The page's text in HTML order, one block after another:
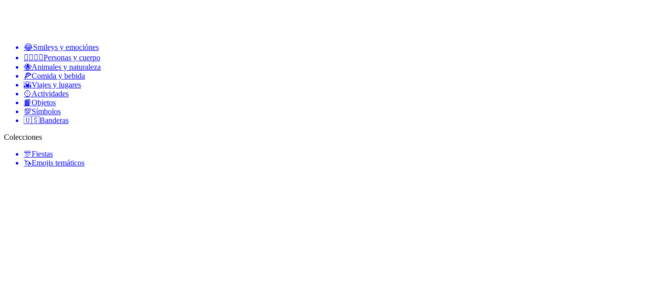
😂Smileys y emociónes
👩‍❤️‍💋‍👨Personas y cuerpo
🐝Animales y naturaleza
🍕Comida y bebida
🌇Viajes y lugares
🥎Actividades
📙Objetos
💯Símbolos
🇺🇸Banderas
Colecciones
🎊Fiestas
🦄Emojis temáticos